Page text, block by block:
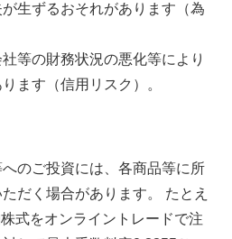
生ずるおそれがあります（為
等の財務状況の悪化等により
ます（信用リスク）。
のご投資には、各商品等に所
だく場合があります。 たとえ
式をオンライントレードで注